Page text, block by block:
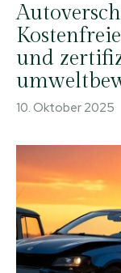
und
10. Oktober 2025